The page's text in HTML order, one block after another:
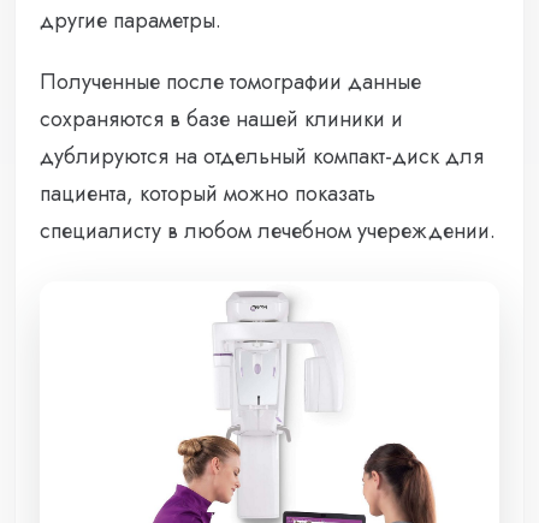
другие параметры.
Полученные после томографии данные
сохраняются в базе нашей клиники и
дублируются на отдельный компакт-диск для
пациента, который можно показать
специалисту в любом лечебном учереждении.